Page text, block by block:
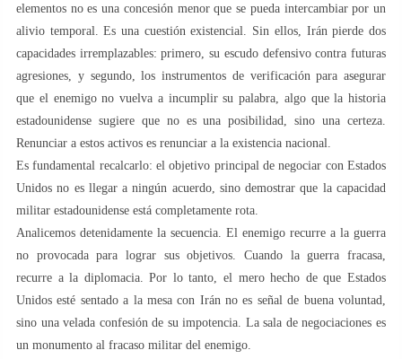
elementos no es una concesión menor que se pueda intercambiar por un
alivio temporal. Es una cuestión existencial. Sin ellos, Irán pierde dos
capacidades irremplazables: primero, su escudo defensivo contra futuras
agresiones, y segundo, los instrumentos de verificación para asegurar
que el enemigo no vuelva a incumplir su palabra, algo que la historia
estadounidense sugiere que no es una posibilidad, sino una certeza.
Renunciar a estos activos es renunciar a la existencia nacional.
Es fundamental recalcarlo: el objetivo principal de negociar con Estados
Unidos no es llegar a ningún acuerdo, sino demostrar que la capacidad
militar estadounidense está completamente rota.
Analicemos detenidamente la secuencia. El enemigo recurre a la guerra
no provocada para lograr sus objetivos. Cuando la guerra fracasa,
recurre a la diplomacia. Por lo tanto, el mero hecho de que Estados
Unidos esté sentado a la mesa con Irán no es señal de buena voluntad,
sino una velada confesión de su impotencia. La sala de negociaciones es
un monumento al fracaso militar del enemigo.